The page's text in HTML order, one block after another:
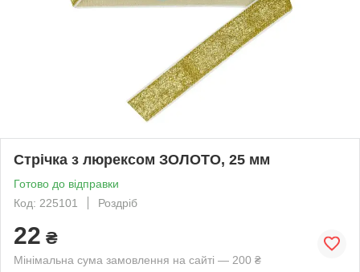
Стрічка з люрексом ЗОЛОТО, 25 мм
Готово до відправки
Код: 225101
Роздріб
22 ₴
Мінімальна сума замовлення на сайті — 200 ₴